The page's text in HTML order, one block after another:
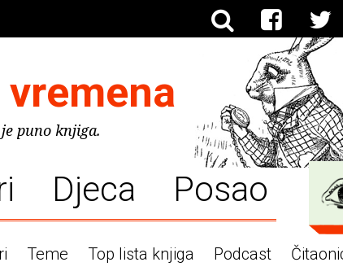
puno knjiga.
Djeca Posao
Teme Top lista knjiga Podcast